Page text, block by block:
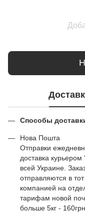
Способы
Нова Пошта
Отправки
доставка
всей Украине.
отправляются в
компанией на
тарифам новой
больше 5кг -